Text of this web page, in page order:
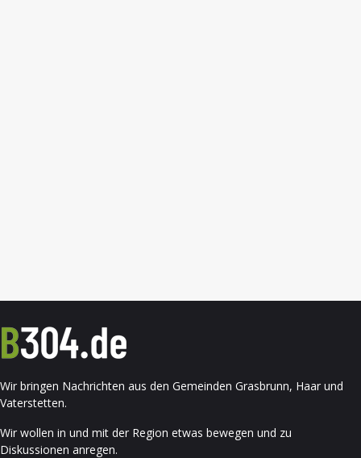
Wir bringen Nachrichten aus den Gemeinden Grasbrunn, Haar und
Vaterstetten.
Wir wollen in und mit der Region etwas bewegen und zu
Diskussionen anregen.